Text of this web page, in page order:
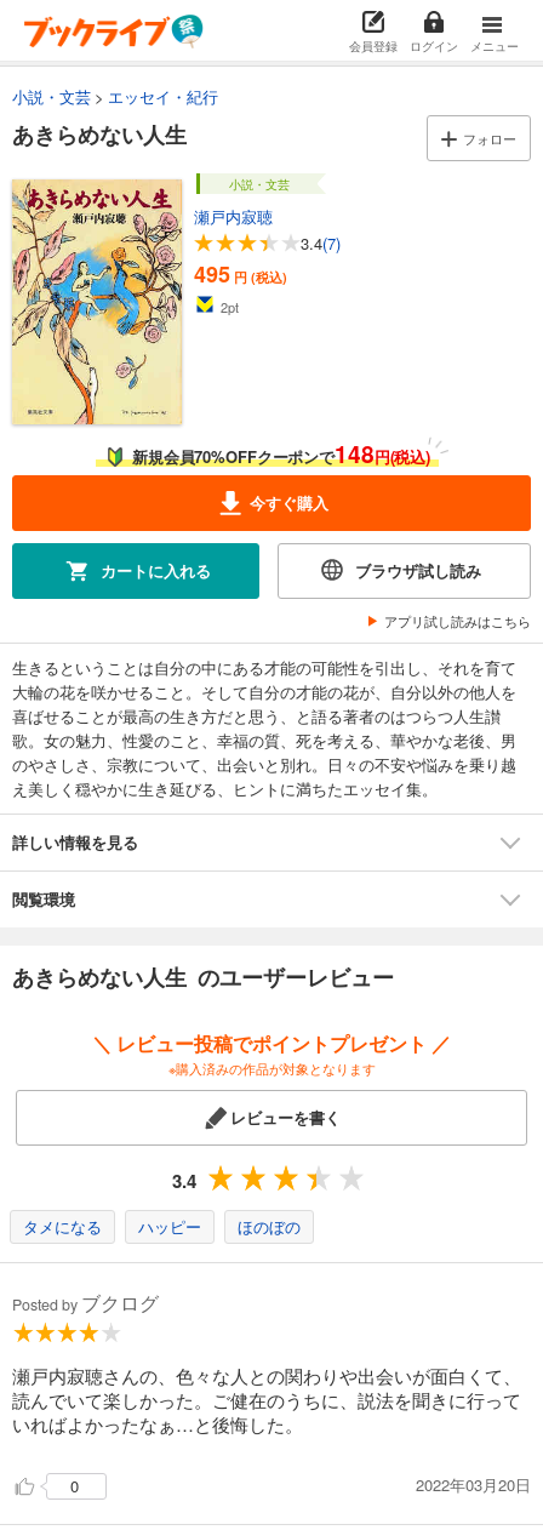
会員登録 ログイン メニュー
小説・文芸 エッセイ・紀行
あきらめない人生 フォロー
小説・文芸
瀬戸内寂聴
3.4(7)
495 円 (税込)
2pt
新規会員70%OFFクーポンで148円(税込)
今すぐ購入
カートに入れる ブラウザ試し読み
アプリ試し読みはこちら
生きるということは自分の中にある才能の可能性を引出し、それを育て
大輪の花を咲かせること。そして自分の才能の花が、自分以外の他人を
喜ばせることが最高の生き方だと思う、と語る著者のはつらつ人生讃
歌。女の魅力、性愛のこと、幸福の質、死を考える、華やかな老後、男
のやさしさ、宗教について、出会いと別れ。日々の不安や悩みを乗り越
え美しく穏やかに生き延びる、ヒントに満ちたエッセイ集。
詳しい情報を見る
閲覧環境
あきらめない人生 のユーザーレビュー
＼ レビュー投稿でポイントプレゼント ／
※購入済みの作品が対象となります
レビューを書く
3.4
タメになる ハッピー ほのぼの
Posted by ブクログ
瀬戸内寂聴さんの、色々な人との関わりや出会いが面白くて、
読んでいて楽しかった。ご健在のうちに、説法を聞きに行って
いればよかったなぁ…と後悔した。
0 2022年03月20日